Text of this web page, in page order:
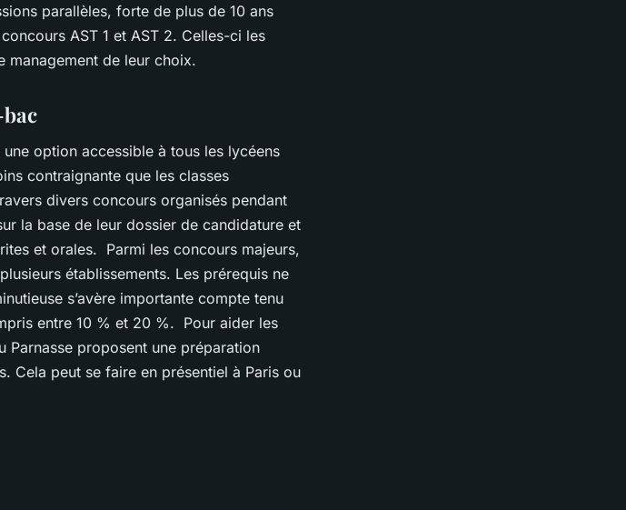
parallèles, forte de plus de 10 ans
AST 1 et AST 2. Celles-ci les
management de leur choix.
option accessible à tous les lycéens
contraignante que les classes
divers concours organisés pendant
la base de leur dossier de candidature et
et orales. Parmi les concours majeurs,
établissements. Les prérequis ne
s’avère importante compte tenu
entre 10 % et 20 %. Pour aider les
proposent une préparation
Cela peut se faire en présentiel à Paris ou